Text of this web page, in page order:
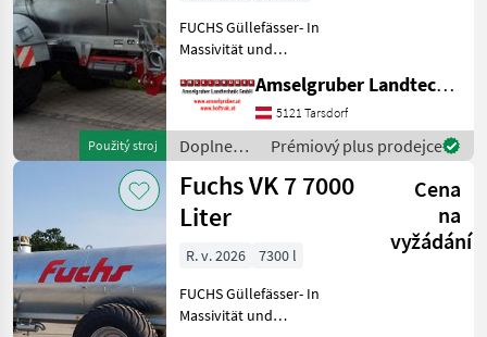
Použitý stroj
FUCHS Güllefässer- In
Massivität und
(Stärkste Materialstärken +
Beste Materialen und Beste
Komponenten der
führenden TOP Hersteller!)
Sei
Amselgruber Landtechnik GmbH
5121 Tarsdorf
Doplnenie
živin a
polievanie
/ Fuchs
Prémiový plus prodejce
Fuchs VK 7 7000
Liter
Cena
na
vyžádání
R. v. 2026
7300 l
FUCHS Güllefässer- In
Massivität und